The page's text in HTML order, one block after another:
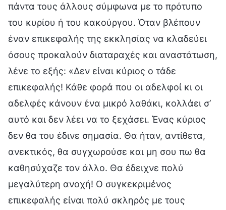
πάντα τους άλλους σύμφωνα με το πρότυπο
του κυρίου ή του κακούργου. Όταν βλέπουν
έναν επικεφαλής της εκκλησίας να κλαδεύει
όσους προκαλούν διαταραχές και αναστάτωση,
λένε το εξής: «Δεν είναι κύριος ο τάδε
επικεφαλής! Κάθε φορά που οι αδελφοί κι οι
αδελφές κάνουν ένα μικρό λαθάκι, κολλάει σ’
αυτό και δεν λέει να το ξεχάσει. Ένας κύριος
δεν θα του έδινε σημασία. Θα ήταν, αντίθετα,
ανεκτικός, θα συγχωρούσε και μη σου πω θα
καθησύχαζε τον άλλο. Θα έδειχνε πολύ
μεγαλύτερη ανοχή! Ο συγκεκριμένος
επικεφαλής είναι πολύ σκληρός με τους